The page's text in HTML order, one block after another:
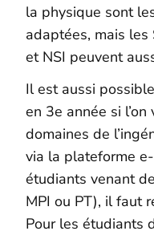
la physique sont
adaptées, mais les
et NSI peuvent
Il est aussi
en 3e année si
domaines de
via la plateforme
étudiants venant
MPI ou PT), il faut
Pour les étudiants